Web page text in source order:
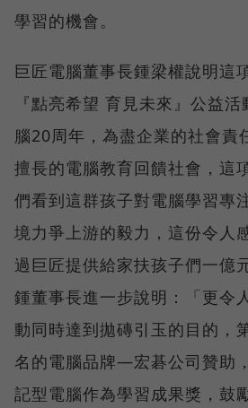
學習的機會。
巨匠電腦董事長鍾梁權說明這
『點亮希望 育見未來』公益
腦20周年，為盡企業的社會責
擅長的電腦教育回饋社會，這
們看到這群孩子對電腦學習專
境力爭上游的毅力，這份令人
過巨匠提供給家扶孩子們一億
鍾董事長進一步說明：「更令
動同時達到拋磚引玉的目的，
名的電腦品牌—宏碁公司贊助
記型電腦作為學習成果獎，鼓